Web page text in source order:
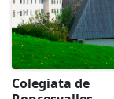
Colegiata de